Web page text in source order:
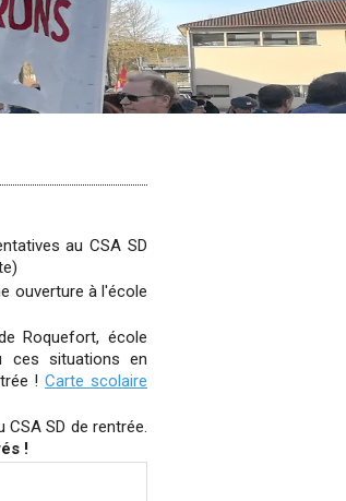
au CSA SD
ouverture à l'école
Roquefort, école
ces situations en
!Carte scolaire
SD de rentrée.
!